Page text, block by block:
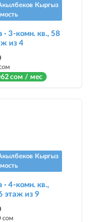
остальных и
Кыргыз
· 3-комн. кв., 58
из 4
сом / мес
Кыргыз
4-комн. кв.,
этаж из 9
сом